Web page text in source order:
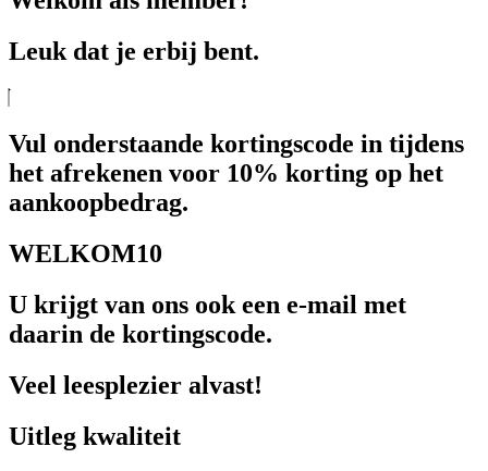
Leuk dat je erbij bent.
Vul onderstaande kortingscode in tijdens
het afrekenen voor 10% korting op het
aankoopbedrag.
WELKOM10
U krijgt van ons ook een e-mail met
daarin de kortingscode.
Veel leesplezier alvast!
Uitleg kwaliteit